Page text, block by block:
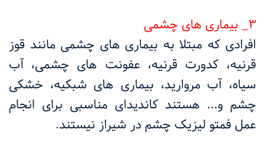
۳_ بیماری های چشمی
افرادی که مبتلا به بیماری های چشمی مانند قوز
قرنیه، کدورت قرنیه، عفونت های چشمی، آب
سیاه، آب مروارید، بیماری های شبکیه، خشکی
چشم و... هستند کاندیدای مناسبی برای انجام
عمل فمتو لیزیک چشم در شیراز نیستند.